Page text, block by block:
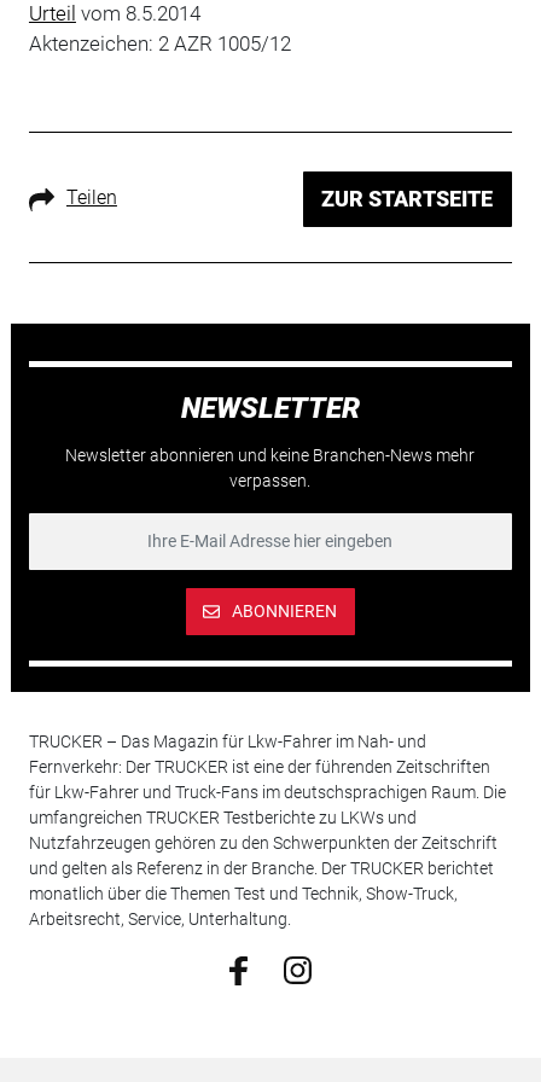
Urteil vom 8.5.2014
Aktenzeichen: 2 AZR 1005/12
Teilen ZUR STARTSEITE
NEWSLETTER
Newsletter abonnieren und keine Branchen-News mehr
verpassen.
ABONNIEREN
TRUCKER – Das Magazin für Lkw-Fahrer im Nah- und
Fernverkehr: Der TRUCKER ist eine der führenden Zeitschriften
für Lkw-Fahrer und Truck-Fans im deutschsprachigen Raum. Die
umfangreichen TRUCKER Testberichte zu LKWs und
Nutzfahrzeugen gehören zu den Schwerpunkten der Zeitschrift
und gelten als Referenz in der Branche. Der TRUCKER berichtet
monatlich über die Themen Test und Technik, Show-Truck,
Arbeitsrecht, Service, Unterhaltung.